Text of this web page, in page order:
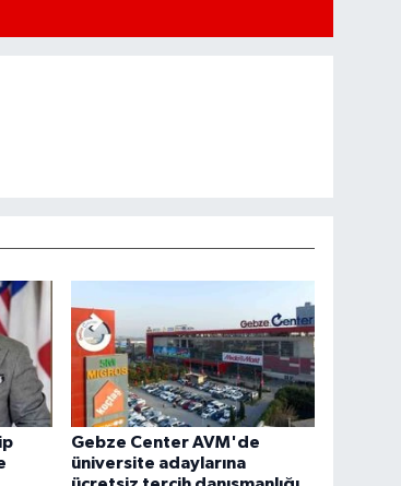
Gebze Center AVM'de
üniversite adaylarına